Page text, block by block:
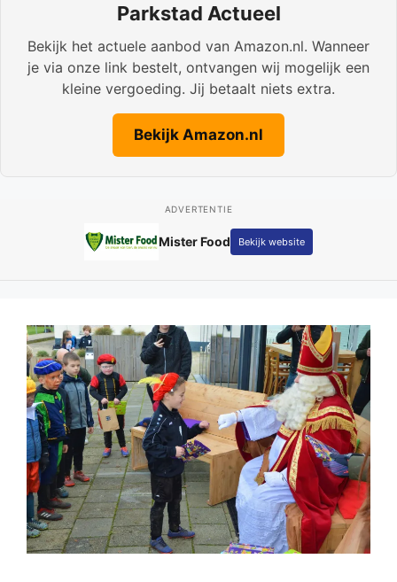
Parkstad Actueel
Bekijk het actuele aanbod van Amazon.nl. Wanneer
je via onze link bestelt, ontvangen wij mogelijk een
kleine vergoeding. Jij betaalt niets extra.
Bekijk Amazon.nl
ADVERTENTIE
Mister Food Bekijk website